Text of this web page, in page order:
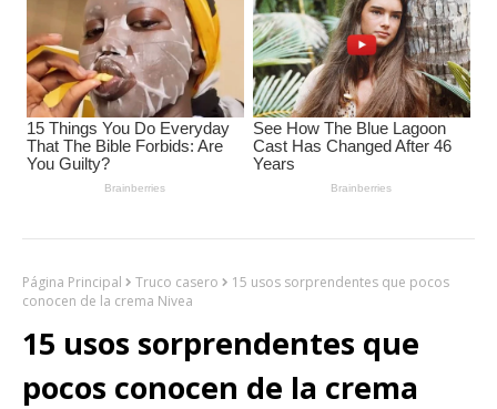
Página Principal Truco casero
15 usos sorprendentes que pocos
conocen de la crema Nivea
15 usos sorprendentes que
pocos conocen de la crema